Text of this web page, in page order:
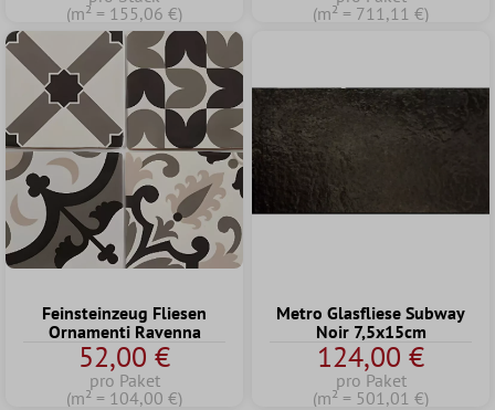
(m² = 155,06 €)
(m² = 711,11 €)
Feinsteinzeug Fliesen
Ornamenti Ravenna
52,00 €
pro Paket
(m² = 104,00 €)
Metro Glasfliese Subway
Noir 7,5x15cm
124,00 €
pro Paket
(m² = 501,01 €)